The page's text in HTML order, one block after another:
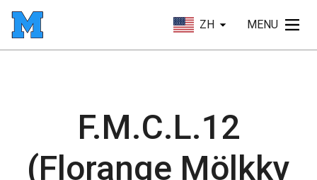
ZH MENU
F.M.C.L.12
(Florange Mölkky